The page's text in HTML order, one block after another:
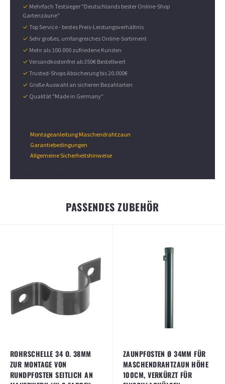
✓ Mehrfach Testsieger "Deutschlands bester Online-Shop
Gartenzäune"
✓ Top Service - bestes Preis-Leistungsverhältnis
✓ Sehr großes, umfangreiches Online-Sortiment
✓ Mehr als 100.000 zufriedene Kunden
✓ Versandkostenfrei ab 350€ Bestellwert
✓ Trusted-Shops Absicherung bis 20.000€
✓ Große Auswahl an sicheren Bezahlarten
✓ Qualität "Made in Germany"
Montageanleitung Maschendrahtzaun
Garantiebedingungen
Allgemeine Sicherheitshinweise
PASSENDES ZUBEHÖR
ROHRSCHELLE 34 O. 38MM
ZUR MONTAGE VON
RUNDPFOSTEN SEITLICH AN
ZAUNPFOSTEN Ø 34MM FÜR
MASCHENDRAHTZAUN HÖHE
100CM, VERKÜRZT FÜR